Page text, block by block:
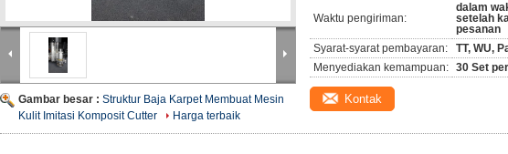
Gambar besar : Struktur Baja Karpet Membuat Mesin
Kulit Imitasi Komposit Cutter
Harga terbaik
Waktu pengiriman:
dalam
setelah
pesanan
Syarat-syarat pembayaran:
TT, WU,
Menyediakan kemampuan: 30 Set
Kontak